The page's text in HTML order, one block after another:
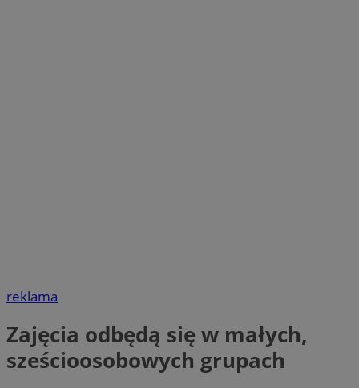
reklama
Zajęcia odbędą się w małych,
sześcioosobowych grupach